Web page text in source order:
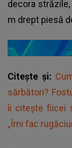
decora
m drept piesă
Citește și:
sărbători?
îi citește fiicei
„Îmi fac